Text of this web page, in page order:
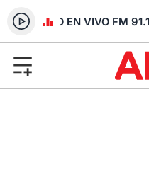
RADIO EN VIVO FM